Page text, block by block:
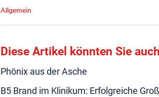
Allgemein
Diese Artikel könnten Sie
Phönix aus der Asche
B5 Brand im Klinikum: Erfolgreiche